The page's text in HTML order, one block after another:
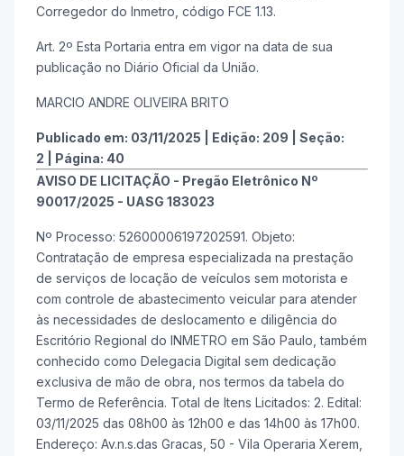
Corregedor do Inmetro, código FCE 1.13.
Art. 2º Esta Portaria entra em vigor na data de sua
publicação no Diário Oficial da União.
MARCIO ANDRE OLIVEIRA BRITO
Publicado em: 03/11/2025 Edição: 209
Seção:
2
Página: 40
AVISO DE LICITAÇÃO - Pregão Eletrônico Nº
90017/2025 - UASG 183023
Nº Processo: 52600006197202591. Objeto:
Contratação de empresa especializada na prestação
de serviços de locação de veículos sem motorista e
com controle de abastecimento veicular para atender
às necessidades de deslocamento e diligência do
Escritório Regional do INMETRO em São Paulo, também
conhecido como Delegacia Digital sem dedicação
exclusiva de mão de obra, nos termos da tabela do
Termo de Referência. Total de Itens Licitados: 2. Edital:
03/11/2025 das 08h00 às 12h00 e das 14h00 às 17h00.
Endereço: Av.n.s.das Gracas, 50 - Vila Operaria Xerem,